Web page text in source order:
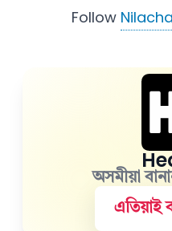
Follow
অসমীয়া
এতিয়াই